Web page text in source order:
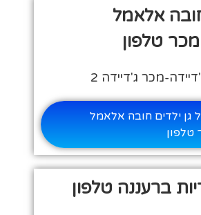
אלאמל
טלפון
מכר ג'דיידה 2
ילדים חובה אלאמל
ברעננה טלפון